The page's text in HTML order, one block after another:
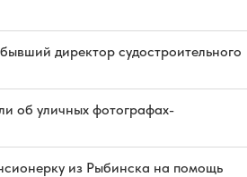
директор судостроительного
об уличных фотографах-
из Рыбинска на помощь